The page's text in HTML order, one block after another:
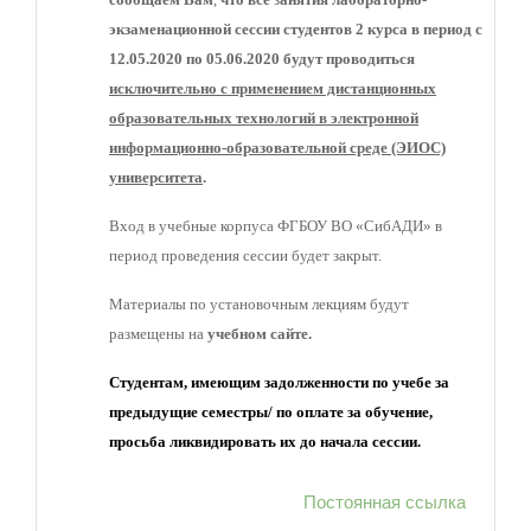
экзаменационной сессии студентов 2 курса в период с
12.05.2020 по 05.06.2020 будут проводиться
исключительно с применением дистанционных
образовательных технологий в электронной
информационно-образовательной среде (ЭИОС)
университета.
Вход в учебные корпуса ФГБОУ ВО «СибАДИ» в
период проведения сессии будет закрыт.
Материалы по установочным лекциям будут
размещены на учебном сайте.
Студентам, имеющим задолженности по учебе за
предыдущие семестры/ по оплате за обучение,
просьба ликвидировать их до начала сессии.
Постоянная ссылка